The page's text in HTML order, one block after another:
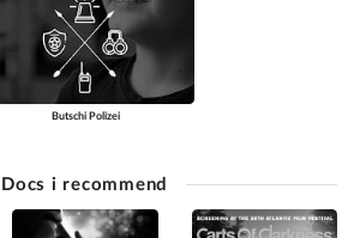
Butschi Polizei
Docs i recommend